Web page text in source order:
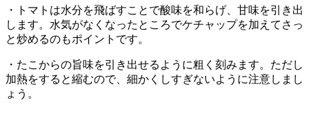
・トマトは水分を飛ばすことで酸味を和らげ、甘味を引き出
します。水気がなくなったところでケチャップを加えてさっ
と炒めるのもポイントです。
・たこからの旨味を引き出せるように粗く刻みます。ただし
加熱をすると縮むので、細かくしすぎないように注意しまし
ょう。